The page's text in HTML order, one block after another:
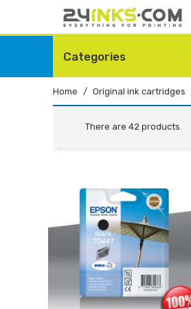
Categories
Home Original ink cartridges
There are 42 products.